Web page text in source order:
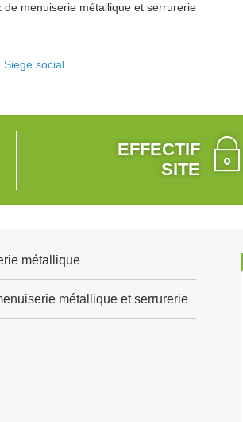
de menuiserie métallique et serrurerie
Siège social
EFFECTIF
SITE
métallique
métallique et serrurerie